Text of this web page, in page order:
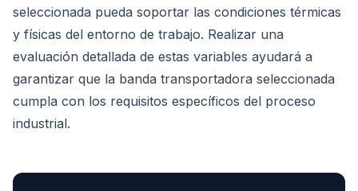
seleccionada pueda soportar las condiciones térmicas
y físicas del entorno de trabajo. Realizar una
evaluación detallada de estas variables ayudará a
garantizar que la banda transportadora seleccionada
cumpla con los requisitos específicos del proceso
industrial.